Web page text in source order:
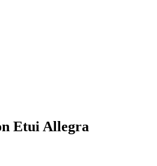
Etui Allegra